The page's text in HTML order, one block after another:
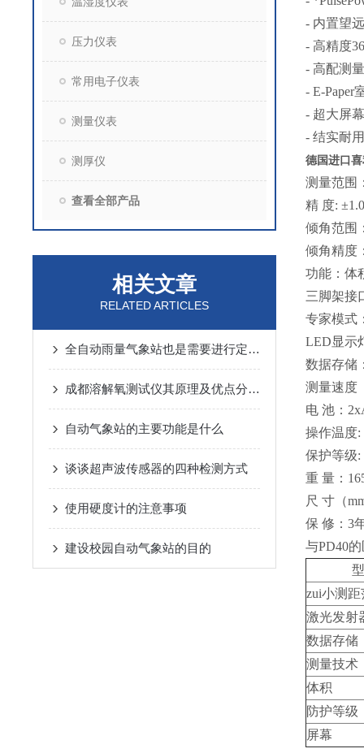
压力仪表
常用电子仪表
测量仪表
测厚仪
查看全部产品
相关文章
RELATED ARTICLES
全自动雨量气象站也是需要进行定期保养的
成都溶解氧测试仪其原理及优点分别如下
自动气象站的主要功能是什么
谈谈超声波传感器的四种检测方式
使用硬度计的注意事项
建设校园自动气象站的目的
- 内置望
- 高精度
- 高配测
- E-Paper
- 超大屏
- 结实耐
德国进口
测量范围
精 度:
倾角范围
倾角精度
功能：体
三脚架接
专家模式
LED显示
数据存储
测量速度
电 池：
操作温度
保护等级:
重 量：
尺 寸（
保 修：3
与PD40
zui小测距
激光发射
数据存储
测量技术
体积
防护等级
屏幕